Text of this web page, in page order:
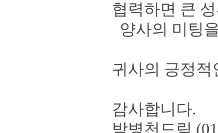
협력하면 큰
양사의 미팅
귀사의 긍정
감사합니다.
박병천드림